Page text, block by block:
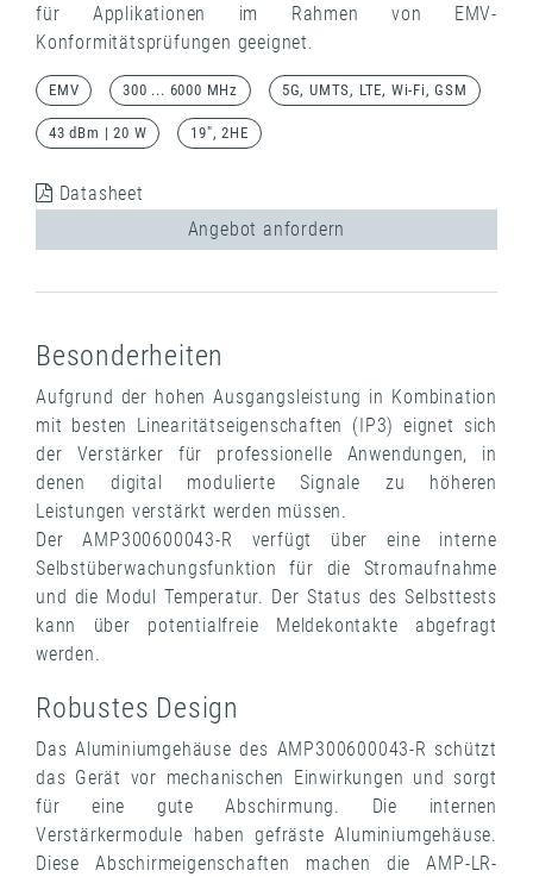
für Applikationen im Rahmen von EMV-
Konformitätsprüfungen geeignet.
EMV 300 ... 6000 MHz 5G, UMTS, LTE, Wi-Fi, GSM
43 dBm | 20 W 19", 2HE
Datasheet
Angebot anfordern
Besonderheiten
Aufgrund der hohen Ausgangsleistung in Kombination
mit besten Linearitätseigenschaften (IP3) eignet sich
der Verstärker für professionelle Anwendungen, in
denen digital modulierte Signale zu höheren
Leistungen verstärkt werden müssen.
Der AMP300600043-R verfügt über eine interne
Selbstüberwachungsfunktion für die Stromaufnahme
und die Modul Temperatur. Der Status des Selbsttests
kann über potentialfreie Meldekontakte abgefragt
werden.
Robustes Design
Das Aluminiumgehäuse des AMP300600043-R schützt
das Gerät vor mechanischen Einwirkungen und sorgt
für eine gute Abschirmung. Die internen
Verstärkermodule haben gefräste Aluminiumgehäuse.
Diese Abschirmeigenschaften machen die AMP-LR-